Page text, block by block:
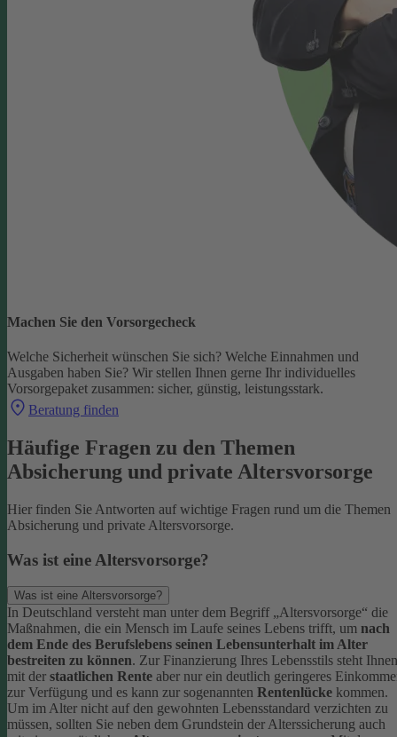
Machen Sie den Vorsorgecheck
Welche Sicherheit wünschen Sie sich? Welche Einnahmen und
Ausgaben haben Sie? Wir stellen Ihnen gerne Ihr individuelles
Vorsorgepaket zusammen: sicher, günstig, leistungsstark.
Beratung finden
Häufige Fragen zu den Themen
Absicherung und private Altersvorsorge
Hier finden Sie Antworten auf wichtige Fragen rund um die Themen
Absicherung und private Altersvorsorge.
Was ist eine Altersvorsorge?
Was ist eine Altersvorsorge?
In Deutschland versteht man unter dem Begriff „Altersvorsorge“ die
Maßnahmen, die ein Mensch im Laufe seines Lebens trifft, um nach
dem Ende des Berufslebens seinen Lebensunterhalt im Alter
bestreiten zu können. Zur Finanzierung Ihres Lebensstils steht Ihnen
mit der staatlichen Rente aber nur ein deutlich geringeres
zur Verfügung und es kann zur sogenannten Rentenlücke kommen.
Um im Alter nicht auf den gewohnten Lebensstandard verzichten zu
müssen, sollten Sie neben dem Grundstein der Alterssicherung auch